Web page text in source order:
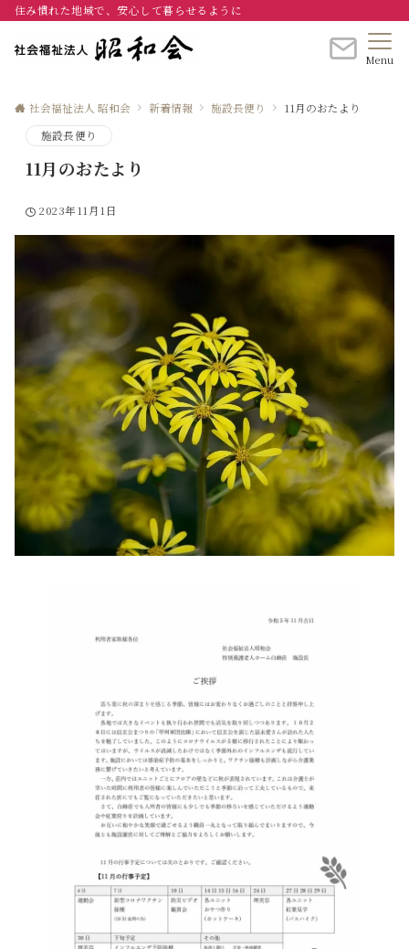
住み慣れた地域で、安心して暮らせるように
Menu
社会福祉法人 昭和会 新着情報 施設長便り
11月のおたより
施設長便り
11月のおたより
2023年11月1日